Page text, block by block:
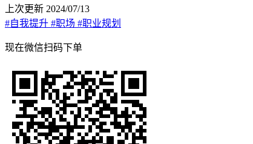
上次更新 2024/07/13
#自我提升 #职场 #职业规划
现在微信扫码下单